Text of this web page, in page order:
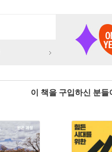
이 책을 구입하신 분